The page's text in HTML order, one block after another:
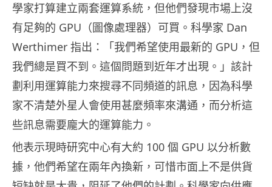
學家打算建立兩套運算系統，但他們發現市場上沒
有足夠的 GPU（圖像處理器）可買。科學家 Dan
Werthimer 指出：「我們希望使用最新的 GPU，但
我們總是買不到。這個問題到近年才出現。」該計
劃利用運算能力來搜尋不同頻道的訊息，因為科學
家不清楚外星人會使用甚麼頻率來溝通，而分析這
些訊息需要龐大的運算能力。
他表示現時研究中心有大約 100 個 GPU 以分析數
據，他們希望在兩年內換新，可惜市面上不是供貨